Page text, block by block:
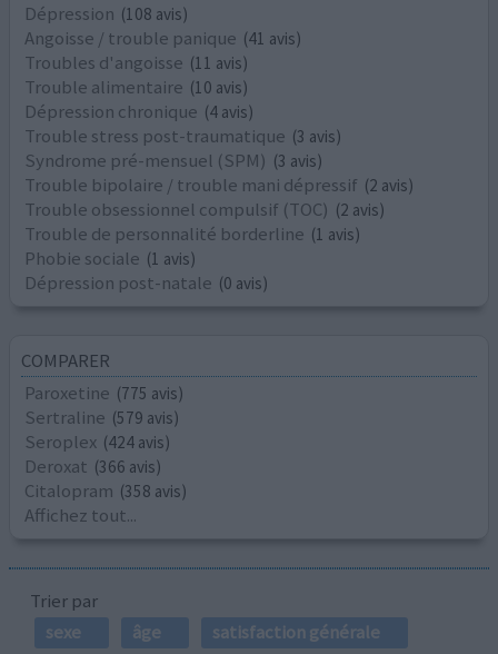
Dépression (108 avis)
Angoisse / trouble panique (41 avis)
Troubles d'angoisse (11 avis)
Trouble alimentaire (10 avis)
Dépression chronique (4 avis)
Trouble stress post-traumatique (3 avis)
Syndrome pré-mensuel (SPM) (3 avis)
Trouble bipolaire / trouble mani dépressif (2 avis)
Trouble obsessionnel compulsif (TOC) (2 avis)
Trouble de personnalité borderline (1 avis)
Phobie sociale (1 avis)
Dépression post-natale (0 avis)
COMPARER
Paroxetine (775 avis)
Sertraline (579 avis)
Seroplex (424 avis)
Deroxat (366 avis)
Citalopram (358 avis)
Affichez tout...
Trier par
sexe
âge satisfaction générale